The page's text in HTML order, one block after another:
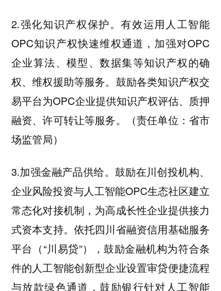
2.强化知识产权保护。有效运用人工智能
OPC知识产权快速维权通道，加强对OPC
企业算法、模型、数据集等知识产权的确
权、维权援助等服务。鼓励各类知识产权交
易平台为OPC企业提供知识产权评估、质押
融资、许可转让等服务。（责任单位：省市
场监管局）
3.加强金融产品供给。鼓励在川创投机构、
企业风险投资与人工智能OPC生态社区建立
常态化对接机制，为高成长性企业提供接力
式资本支持。依托四川省融资信用基础服务
平台（“川易贷”），鼓励金融机构为符合条
件的人工智能创新型企业设置审贷便捷流程
与放款绿色通道，鼓励银行针对人工智能